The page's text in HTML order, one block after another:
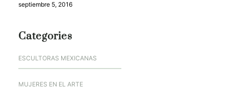
septiembre 5, 2016
Categories
ESCULTORAS MEXICANAS
MUJERES EN EL ARTE